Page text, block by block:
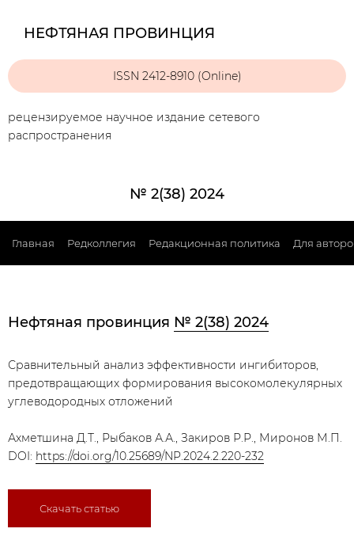
НЕФТЯНАЯ ПРОВИНЦИЯ
ISSN 2412-8910 (Online)
рецензируемое научное издание сетевого
распространения
№ 2(38) 2024
Главная Редколлегия Редакционная политика Для
Нефтяная провинция № 2(38) 2024
Сравнительный анализ эффективности ингибиторов,
предотвращающих формирования высокомолекулярных
углеводородных отложений
Ахметшина Д.Т., Рыбаков А.А., Закиров Р.Р., Миронов М.П.
DOI: https://doi.org/10.25689/NP.2024.2.220-232
Скачать статью